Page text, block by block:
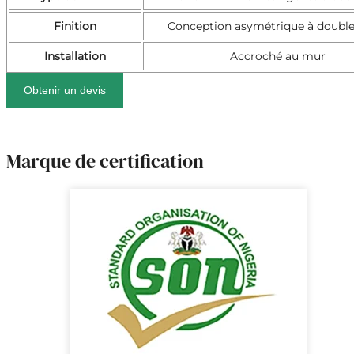
Finition Conception asymétrique à
Installation Accroché au mur
Obtenir un devis
Marque de certification